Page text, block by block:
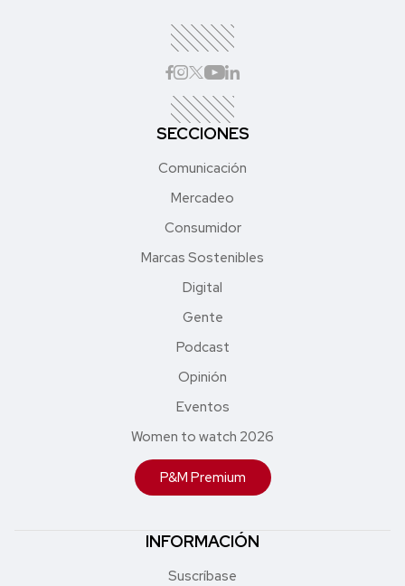
SECCIONES
Comunicación
Mercadeo
Consumidor
Marcas Sostenibles
Digital
Gente
Podcast
Opinión
Eventos
Women to watch 2026
P&M Premium
INFORMACIÓN
Suscríbase